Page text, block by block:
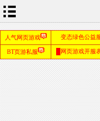
首
页
游
戏
攻
略
私
服
教
程
游
戏
资
讯